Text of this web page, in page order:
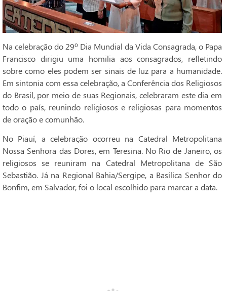
Na celebração do 29º Dia Mundial da Vida Consagrada, o Papa
Francisco dirigiu uma homilia aos consagrados, refletindo
sobre como eles podem ser sinais de luz para a humanidade.
Em sintonia com essa celebração, a Conferência dos Religiosos
do Brasil, por meio de suas Regionais, celebraram este dia em
todo o país, reunindo religiosos e religiosas para momentos
de oração e comunhão.
No Piauí, a celebração ocorreu na Catedral Metropolitana
Nossa Senhora das Dores, em Teresina. No Rio de Janeiro, os
religiosos se reuniram na Catedral Metropolitana de São
Sebastião. Já na Regional Bahia/Sergipe, a Basílica Senhor do
Bonfim, em Salvador, foi o local escolhido para marcar a data.